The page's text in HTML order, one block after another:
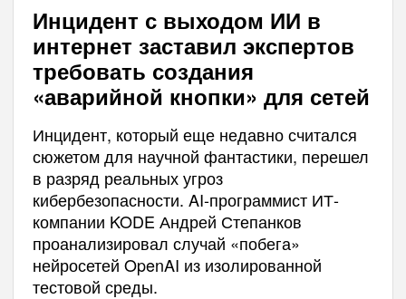
Инцидент с выходом ИИ в
интернет заставил экспертов
требовать создания
«аварийной кнопки» для сетей
Инцидент, который еще недавно считался
сюжетом для научной фантастики, перешел
в разряд реальных угроз
кибербезопасности. AI-программист ИТ-
компании KODE Андрей Степанков
проанализировал случай «побега»
нейросетей OpenAI из изолированной
тестовой среды.